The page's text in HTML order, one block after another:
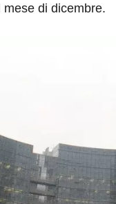
di dicembre.